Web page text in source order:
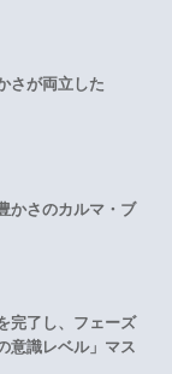
さが両立した
かさのカルマ・ブ
完了し、フェーズ
意識レベル」マス